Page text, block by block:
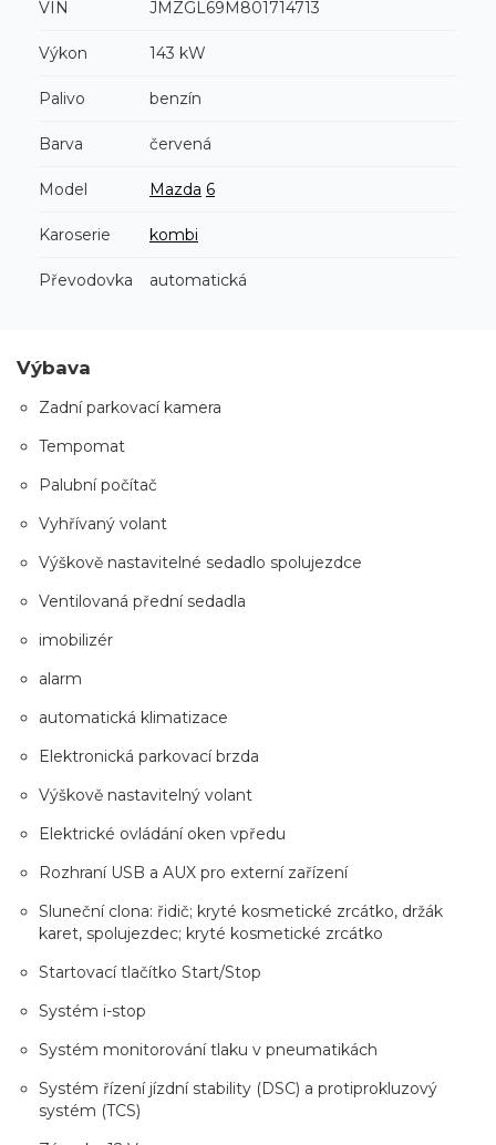
VIN JMZGL69M801714713
Výkon 143 kW
Palivo benzín
Barva červená
Model Mazda 6
Karoserie kombi
Převodovka automatická
Výbava
Zadní parkovací kamera
Tempomat
Palubní počítač
Vyhřívaný volant
Výškově nastavitelné sedadlo spolujezdce
Ventilovaná přední sedadla
imobilizér
alarm
automatická klimatizace
Elektronická parkovací brzda
Výškově nastavitelný volant
Elektrické ovládání oken vpředu
Rozhraní USB a AUX pro externí zařízení
Sluneční clona: řidič; kryté kosmetické zrcátko, držák
karet, spolujezdec; kryté kosmetické zrcátko
Startovací tlačítko Start/Stop
Systém i-stop
Systém monitorování tlaku v pneumatikách
Systém řízení jízdní stability (DSC) a protiprokluzový
systém (TCS)